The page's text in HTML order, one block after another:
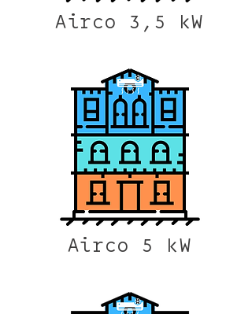
Airco 3,5 kW
Airco 5 kW